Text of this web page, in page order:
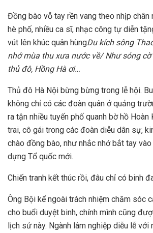
Đồng bào vỗ tay rền vang theo nhịp chân
hè phố, nhiều ca sĩ, nhạc công tự diễn
vút lên khúc quân hùngDu kích sông
nhớ mùa thu xưa nước về/ Như sóng cờ
thủ đô, Hồng Hà ơi…
Thủ đô Hà Nội bừng bừng trong lễ hội.
không chỉ có các đoàn quân ở quảng
ra tận nhiều tuyến phố quanh bờ hồ Hoàn
trai, cô gái trong các đoàn diễu dân sự,
chào đồng bào, như nhắc nhớ bắt tay
dựng Tổ quốc mới.
Chiến tranh kết thúc rồi, đâu chỉ có binh
Ông Bội kể ngoài trách nhiệm chăm sóc
cho buổi duyệt binh, chính mình cũng
lịch sử này. Ngành lâm nghiệp diễu lễ với